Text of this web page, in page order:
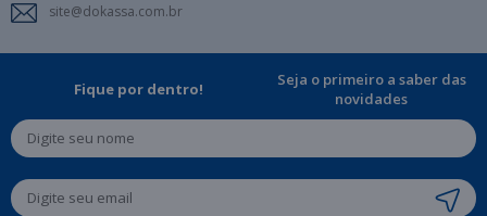
site@dokassa.com.br
Fique por dentro!
Seja o primeiro a saber das
novidades